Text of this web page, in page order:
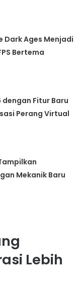
Dark Ages Menjadi
Bertema
Fitur Baru
Perang Virtual
Mekanik Baru
Lebih